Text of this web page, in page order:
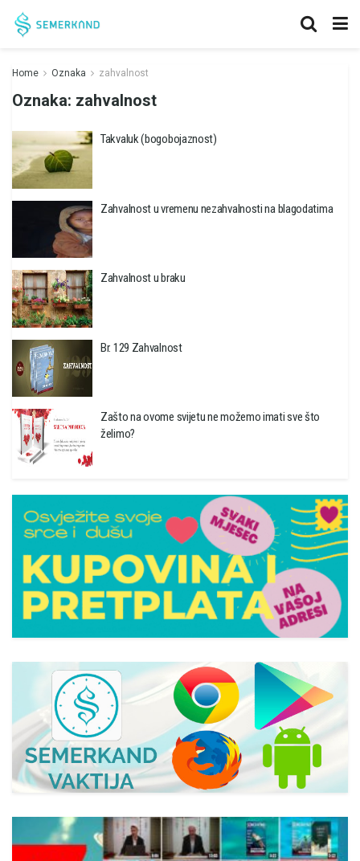
Home Oznaka zahvalnost
Oznaka: zahvalnost
Takvaluk (bogobojaznost)
Zahvalnost u vremenu nezahvalnosti na blagodatima
Zahvalnost u braku
Br. 129 Zahvalnost
Zašto na ovome svijetu ne možemo imati sve što
želimo?